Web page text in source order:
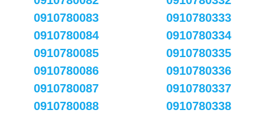
0910780083
0910780084
0910780085
0910780086
0910780087
0910780088
0910780333
0910780334
0910780335
0910780336
0910780337
0910780338